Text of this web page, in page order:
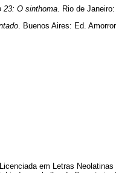
23: O sinthoma. Rio de
. Buenos Aires: Ed.
em Letras